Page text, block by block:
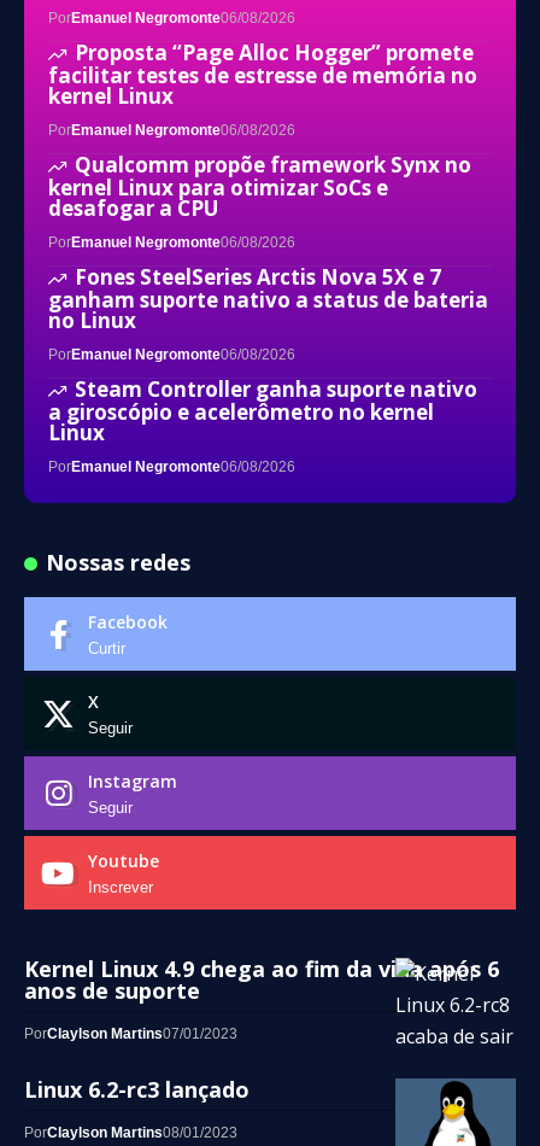
PorEmanuel Negromonte06/08/2026
Proposta “Page Alloc Hogger” promete
facilitar testes de estresse de memória no
kernel Linux
PorEmanuel Negromonte06/08/2026
Qualcomm propõe framework Synx no
kernel Linux para otimizar SoCs e
desafogar a CPU
PorEmanuel Negromonte06/08/2026
Fones SteelSeries Arctis Nova 5X e 7
ganham suporte nativo a status de bateria
no Linux
PorEmanuel Negromonte06/08/2026
Steam Controller ganha suporte nativo
a giroscópio e acelerômetro no kernel
Linux
PorEmanuel Negromonte06/08/2026
Nossas redes
Facebook
Curtir
X
Seguir
Instagram
Seguir
Youtube
Inscrever
Kernel Linux 4.9 chega ao fim da vida após 6
anos de suporte
PorClaylson Martins07/01/2023
Linux 6.2-rc3 lançado
PorClaylson Martins08/01/2023